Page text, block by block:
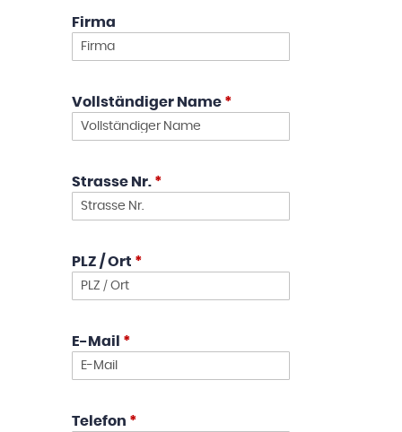
Firma
Vollständiger Name *
Strasse Nr. *
PLZ / Ort *
E-Mail *
Telefon *